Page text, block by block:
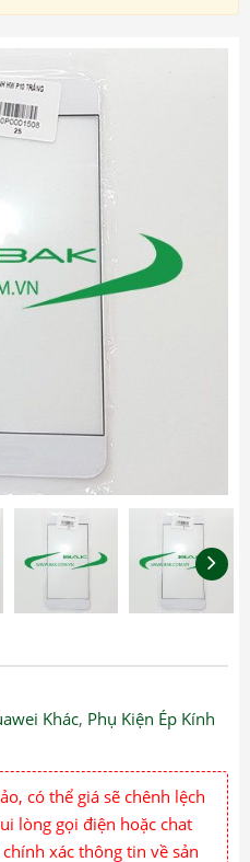
Khác, Phụ Kiện Ép Kính
có thể giá sẽ chênh lệch
lòng gọi điện hoặc chat
xác thông tin về sản